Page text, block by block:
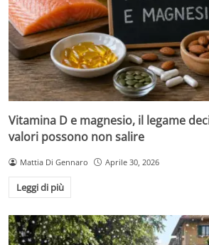
Vitamina D e magnesio, il legame
valori possono non salire
Mattia Di Gennaro Aprile 30, 2026
Leggi di più